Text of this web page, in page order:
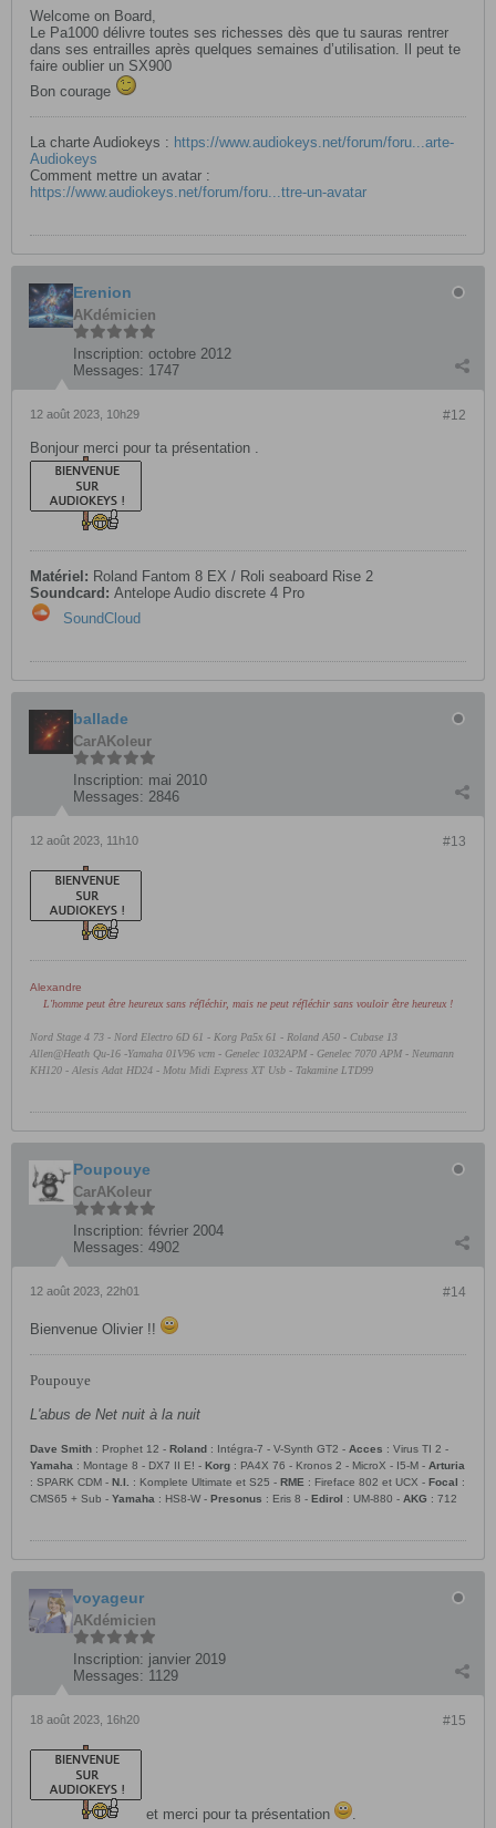
Welcome on Board,
Le Pa1000 délivre toutes ses richesses dès que tu sauras rentrer
dans ses entrailles après quelques semaines d’utilisation. Il peut te
faire oublier un SX900
Bon courage
La charte Audiokeys : https://www.audiokeys.net/forum/foru...arte-
Audiokeys
Comment mettre un avatar :
https://www.audiokeys.net/forum/foru...ttre-un-avatar
Erenion
AKdémicien
Inscription: octobre 2012
Messages: 1747
#12
12 août 2023, 10h29
Bonjour merci pour ta présentation .
Matériel: Roland Fantom 8 EX / Roli seaboard Rise 2
Soundcard: Antelope Audio discrete 4 Pro
SoundCloud
ballade
CarAKoleur
Inscription: mai 2010
Messages: 2846
#13
12 août 2023, 11h10
Alexandre
L'homme peut être heureux sans réfléchir, mais ne peut réfléchir sans vouloir être heureux !
Nord Stage 4 73 - Nord Electro 6D 61 - Korg Pa5x 61 - Roland A50 - Cubase 13
Allen@Heath Qu-16 -Yamaha 01V96 vcm - Genelec 1032APM - Genelec 7070 APM - Neumann
KH120 - Alesis Adat HD24 - Motu Midi Express XT Usb - Takamine LTD99
Poupouye
CarAKoleur
Inscription: février 2004
Messages: 4902
#14
12 août 2023, 22h01
Bienvenue Olivier !!
Poupouye
L'abus de Net nuit à la nuit
Dave Smith : Prophet 12 - Roland : Intégra-7 - V-Synth GT2 - Acces : Virus TI 2 -
Yamaha : Montage 8 - DX7 II E! - Korg : PA4X 76 - Kronos 2 - MicroX - I5-M - Arturia
: SPARK CDM - N.I. : Komplete Ultimate et S25 - RME : Fireface 802 et UCX - Focal :
CMS65 + Sub - Yamaha : HS8-W - Presonus : Eris 8 - Edirol : UM-880 - AKG : 712
voyageur
AKdémicien
Inscription: janvier 2019
Messages: 1129
#15
18 août 2023, 16h20
et merci pour ta présentation .